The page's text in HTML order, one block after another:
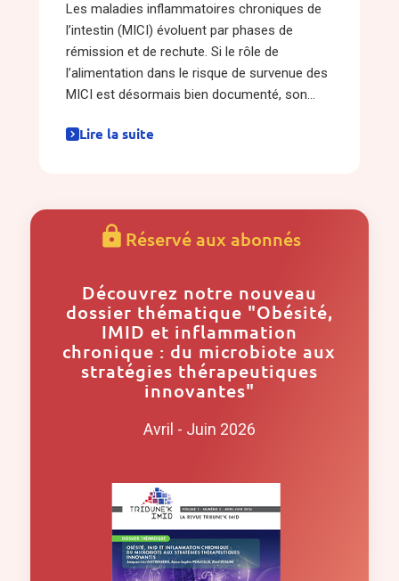
Les maladies inflammatoires chroniques de
l’intestin (MICI) évoluent par phases de
rémission et de rechute. Si le rôle de
l’alimentation dans le risque de survenue des
MICI est désormais bien documenté, son...
Lire la suite
Réservé aux abonnés
Découvrez notre nouveau
dossier thématique "Obésité,
IMID et inflammation
chronique : du microbiote aux
stratégies thérapeutiques
innovantes"
Avril - Juin 2026